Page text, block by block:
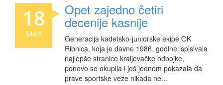
18
MAY
Opet zajedno četiri
decenije kasnije
Generacija kadetsko-juniorske ekipe OK
Ribnica, koja je davne 1986. godine ispisivala
najlepše stranice kraljevačke odbojke,
ponovo se okupila i još jednom pokazala da
prave sportske veze nikada ne...